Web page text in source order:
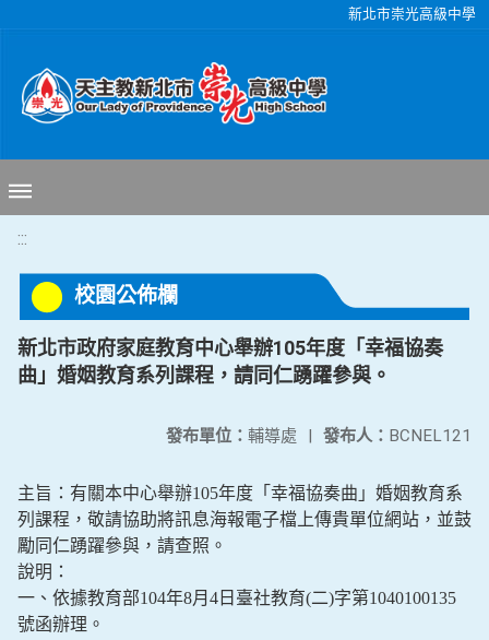
新北市崇光高級中學
:::
校園公佈欄
新北市政府家庭教育中心舉辦105年度「幸福協奏
曲」婚姻教育系列課程，請同仁踴躍參與。
發布人： BCNEL121
發布單位： 輔導處 |
主旨：有關本中心舉辦105年度「幸福協奏曲」婚姻教育系
列課程，敬請協助將訊息海報電子檔上傳貴單位網站，並鼓
勵同仁踴躍參與，請查照。
說明：
一、依據教育部104年8月4日臺社教育(二)字第1040100135
號函辦理。